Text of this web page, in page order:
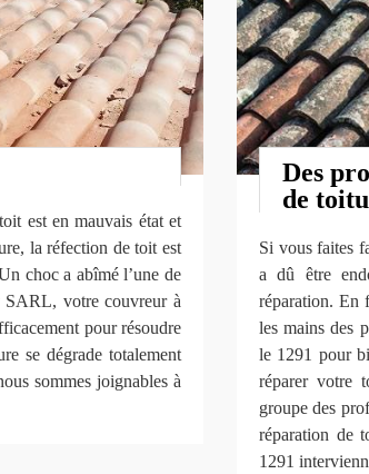
est en mauvais état et
la réfection de toit est
choc a abîmé l’une de
SARL, votre couvreur à
pour résoudre
se dégrade totalement
sommes joignables à
Des
de
Si vous faites
a dû être
réparation. En
les mains des
le 1291 pour
réparer votre
groupe des
réparation de
1291